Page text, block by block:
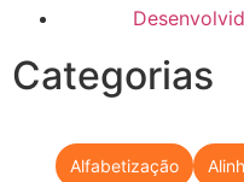
Categorias
Alfabetização